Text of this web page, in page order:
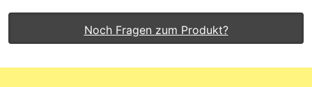
Noch Fragen zum Produkt?